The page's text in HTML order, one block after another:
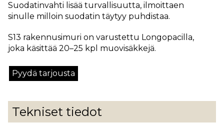
Suodatinvahti lisää turvallisuutta, ilmoittaen
sinulle milloin suodatin täytyy puhdistaa.
S13 rakennusimuri on varustettu Longopacilla,
joka käsittää 20–25 kpl muovisäkkejä.
Pyydä tarjousta
Tekniset tiedot